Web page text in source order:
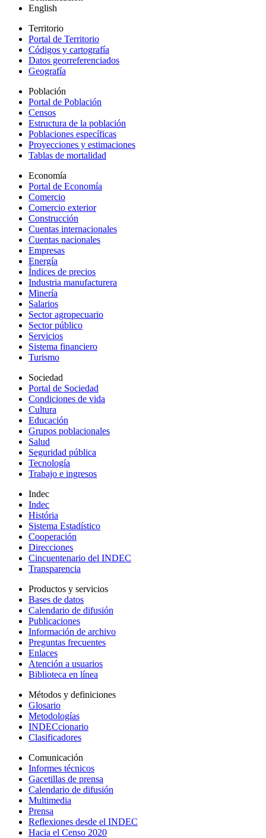
English
Territorio
Portal de Territorio
Códigos y cartografía
Datos georreferenciados
Geografía
Población
Portal de Población
Censos
Estructura de la población
Poblaciones específicas
Proyecciones y estimaciones
Tablas de mortalidad
Economía
Portal de Economía
Comercio
Comercio exterior
Construcción
Cuentas internacionales
Cuentas nacionales
Empresas
Energía
Índices de precios
Industria manufacturera
Minería
Salarios
Sector agropecuario
Sector público
Servicios
Sistema financiero
Turismo
Sociedad
Portal de Sociedad
Condiciones de vida
Cultura
Educación
Grupos poblacionales
Salud
Seguridad pública
Tecnología
Trabajo e ingresos
Indec
Indec
História
Sistema Estadístico
Cooperación
Direcciones
Cincuentenario del INDEC
Transparencia
Productos y servicios
Bases de datos
Calendario de difusión
Publicaciones
Información de archivo
Preguntas frecuentes
Enlaces
Atención a usuarios
Biblioteca en línea
Métodos y definiciones
Glosario
Metodologías
INDECcionario
Clasificadores
Comunicación
Informes técnicos
Gacetillas de prensa
Calendario de difusión
Multimedia
Prensa
Reflexiones desde el INDEC
Hacia el Censo 2020